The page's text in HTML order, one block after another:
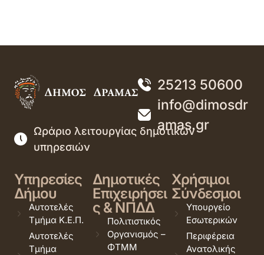
25213 50600
info@dimosdr
amas.gr
Ωράριο λειτουργίας δημοτικών
υπηρεσιών
Υπηρεσίες
Δήμου
Αυτοτελές
Τμήμα Κ.Ε.Π.
Αυτοτελές
Τμήμα
Δημοτικές
Επιχειρήσει
ς & ΝΠΔΔ
Πολιτιστικός
Οργανισμός –
ΦΤΜΜ
Χρήσιμοι
Σύνδεσμοι
Υπουργείο
Εσωτερικών
Περιφέρεια
Ανατολικής